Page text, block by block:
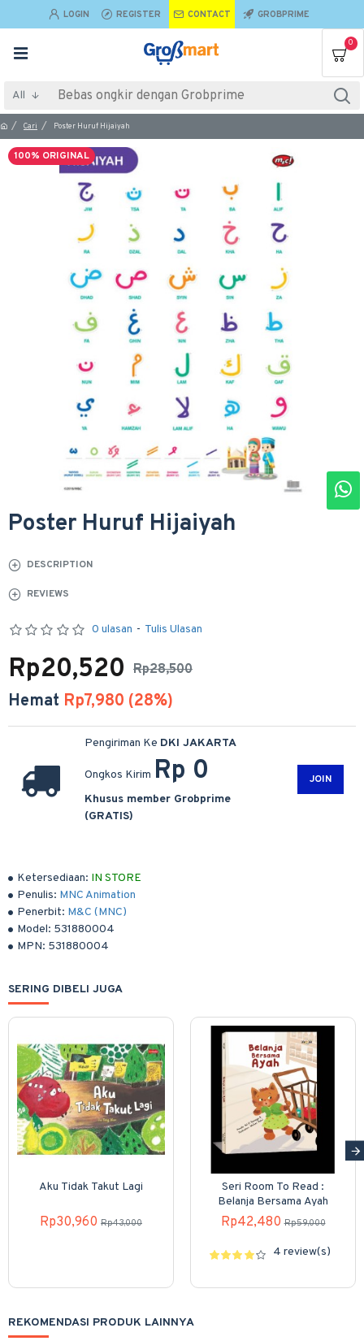
LOGIN REGISTER CONTACT GROBPRIME
0
All
Cari Poster Huruf Hijaiyah
100% ORIGINAL
Poster Huruf Hijaiyah
DESCRIPTION
REVIEWS
Ketersediaan: IN STORE
Penulis: MNC Animation
Penerbit: M&C (MNC)
Model: 531880004
MPN: 531880004
0 ulasan - Tulis Ulasan
Rp28,500
Rp20,520
Hemat Rp7,980 (28%)
Pengiriman Ke DKI JAKARTA
Ongkos Kirim Rp 0
Khusus member Grobprime
(GRATIS)
JOIN
SERING DIBELI JUGA
Aku Tidak Takut Lagi
Rp30,960 Rp43,000
Seri Room To Read :
Belanja Bersama Ayah
Rp42,480 Rp59,000
4 review(s)
REKOMENDASI PRODUK LAINNYA